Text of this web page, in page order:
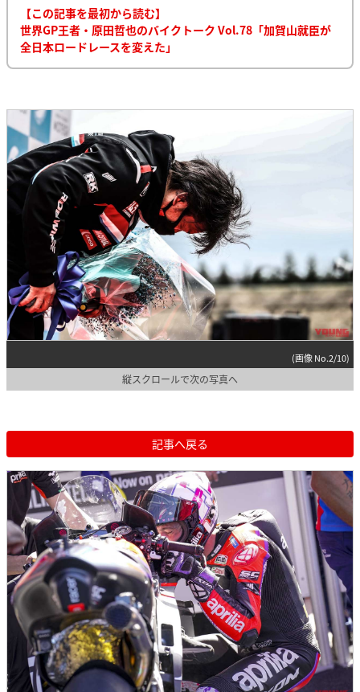
【この記事を最初から読む】
世界GP王者・原田哲也のバイクトーク Vol.78「加賀山就臣が
全日本ロードレースを変えた」
(画像 No.2/10)
縦スクロールで次の写真へ
記事へ戻る